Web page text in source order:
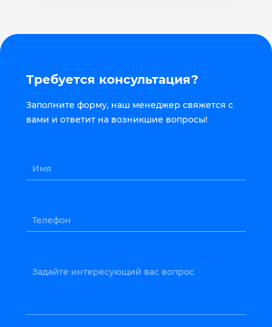
Требуется консультация?
Заполните форму, наш менеджер свяжется с
вами и ответит на возникшие вопросы!
Имя
Телефон
Задайте интересующий вас вопрос